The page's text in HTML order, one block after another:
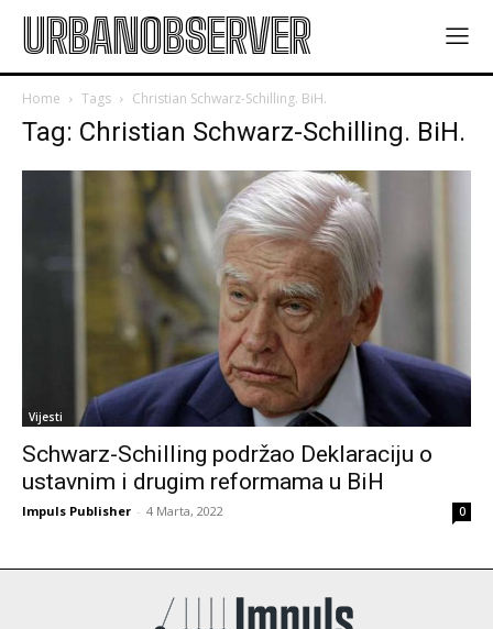
URBANOBSERVER
Home Tags Christian Schwarz-Schilling. BiH.
Tag: Christian Schwarz-Schilling. BiH.
Vijesti
Schwarz-Schilling podržao Deklaraciju o
ustavnim i drugim reformama u BiH
Impuls Publisher - 4 Marta, 2022 0